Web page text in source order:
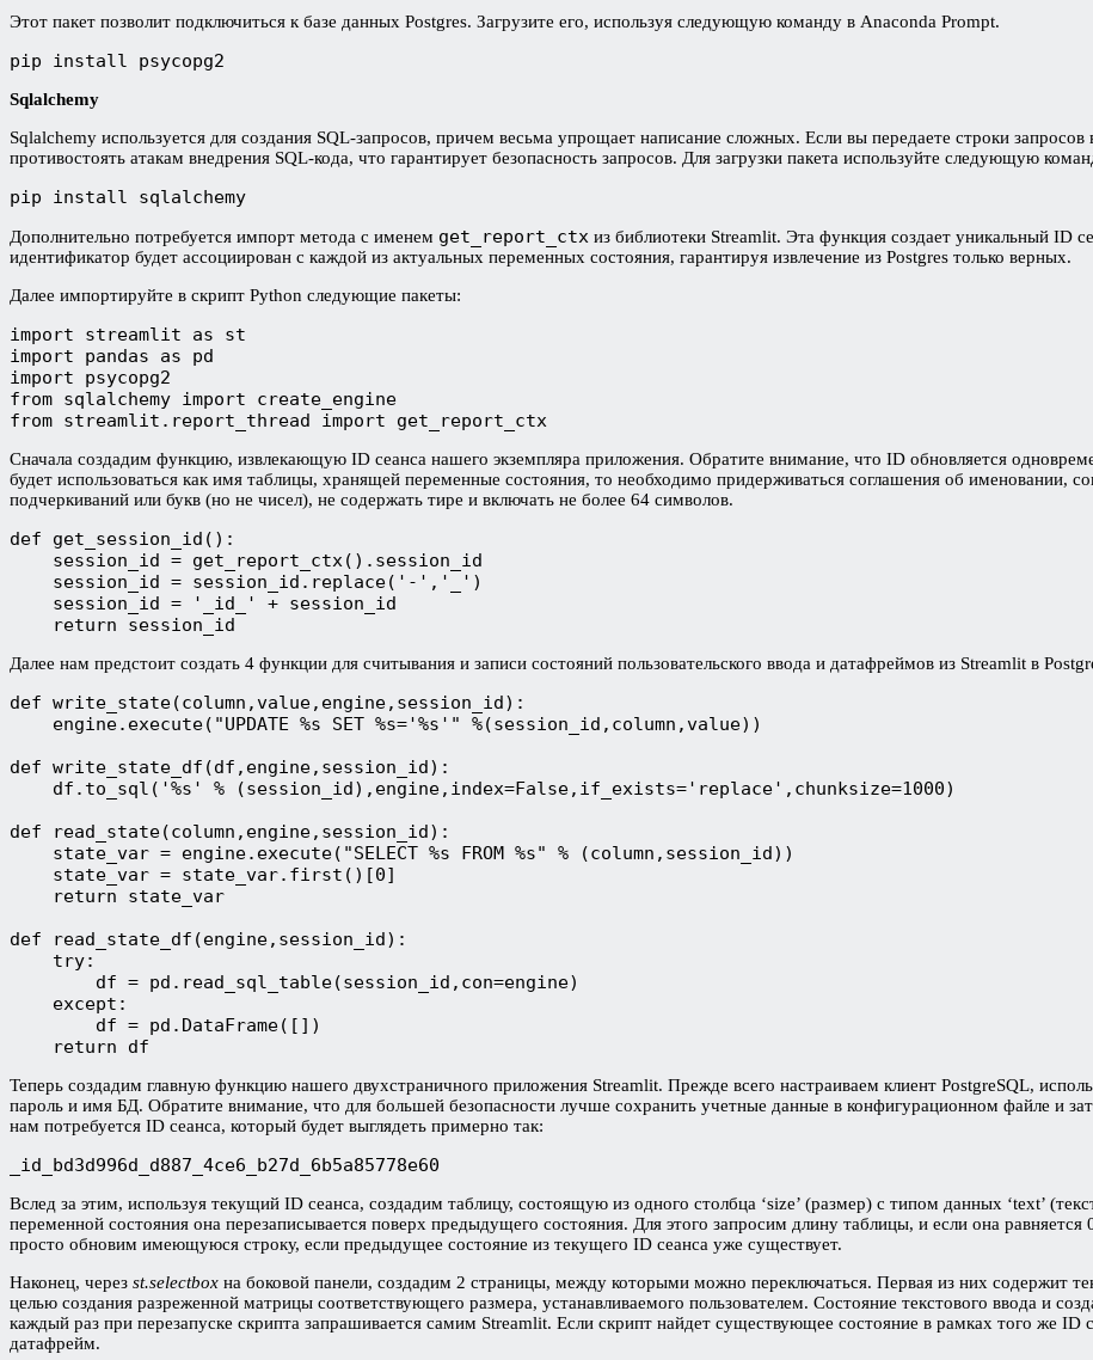
Этот пакет позволит подключиться к базе данных Postgres. Загрузите его, используя следующую команду в Anaconda Prompt.
pip install psycopg2
Sqlalchemy
Sqlalchemy используется для создания SQL-запросов, причем весьма упрощает написание сложных. Если вы передаете строки запросов
противостоять атакам внедрения SQL-кода, что гарантирует безопасность запросов. Для загрузки пакета используйте следующую
pip install sqlalchemy
Дополнительно потребуется импорт метода с именем get_report_ctx из библиотеки Streamlit. Эта функция создает уникальный ID
идентификатор будет ассоциирован с каждой из актуальных переменных состояния, гарантируя извлечение из Postgres только верных.
Далее импортируйте в скрипт Python следующие пакеты:
import streamlit as st
import pandas as pd
import psycopg2
from sqlalchemy import create_engine
from streamlit.report_thread import get_report_ctx
Сначала создадим функцию, извлекающую ID сеанса нашего экземпляра приложения. Обратите внимание, что ID обновляется
будет использоваться как имя таблицы, хранящей переменные состояния, то необходимо придерживаться соглашения об именовании,
подчеркиваний или букв (но не чисел), не содержать тире и включать не более 64 символов.
def get_session_id():
    session_id = get_report_ctx().session_id
    session_id = session_id.replace('-','_')
    session_id = '_id_' + session_id
    return session_id
Далее нам предстоит создать 4 функции для считывания и записи состояний пользовательского ввода и датафреймов из Streamlit в
def write_state(column,value,engine,session_id):
    engine.execute("UPDATE %s SET %s='%s'" %(session_id,column,value))
def write_state_df(df,engine,session_id):
    df.to_sql('%s' % (session_id),engine,index=False,if_exists='replace',chunksize=1000)
def read_state(column,engine,session_id):
    state_var = engine.execute("SELECT %s FROM %s" % (column,session_id))
    state_var = state_var.first()[0]
    return state_var
def read_state_df(engine,session_id):
    try:
        df = pd.read_sql_table(session_id,con=engine)
    except:
        df = pd.DataFrame([])
    return df
Теперь создадим главную функцию нашего двухстраничного приложения Streamlit. Прежде всего настраиваем клиент PostgreSQL,
пароль и имя БД. Обратите внимание, что для большей безопасности лучше сохранить учетные данные в конфигурационном файле и
нам потребуется ID сеанса, который будет выглядеть примерно так:
_id_bd3d996d_d887_4ce6_b27d_6b5a85778e60
Вслед за этим, используя текущий ID сеанса, создадим таблицу, состоящую из одного столбца ‘size’ (размер) с типом данных ‘text’
переменной состояния она перезаписывается поверх предыдущего состояния. Для этого запросим длину таблицы, и если она
просто обновим имеющуюся строку, если предыдущее состояние из текущего ID сеанса уже существует.
Наконец, через st.selectbox на боковой панели, создадим 2 страницы, между которыми можно переключаться. Первая из них содержит
целью создания разреженной матрицы соответствующего размера, устанавливаемого пользователем. Состояние текстового ввода и
каждый раз при перезапуске скрипта запрашивается самим Streamlit. Если скрипт найдет существующее состояние в рамках того же
датафрейм.